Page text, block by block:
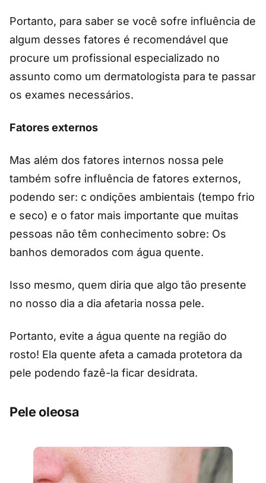
Portanto, para saber se você sofre influência de
algum desses fatores é recomendável que
procure um profissional especializado no
assunto como um dermatologista para te passar
os exames necessários.
Fatores externos
Mas além dos fatores internos nossa pele
também sofre influência de fatores externos,
podendo ser: c ondições ambientais (tempo frio
e seco) e o fator mais importante que muitas
pessoas não têm conhecimento sobre: Os
banhos demorados com água quente.
Isso mesmo, quem diria que algo tão presente
no nosso dia a dia afetaria nossa pele.
Portanto, evite a água quente na região do
rosto! Ela quente afeta a camada protetora da
pele podendo fazê-la ficar desidrata.
Pele oleosa